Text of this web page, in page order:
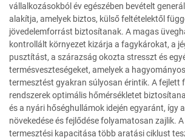
vállalkozásokból év egészében bevételt
alakítja, amelyek biztos, külső feltételektől
jövedelemforrást biztosítanak. A magas
kontrollált környezet kizárja a fagykárokat, a
pusztítást, a szárazság okozta stresszt és
termésveszteségeket, amelyek a
termesztést gyakran súlyosan érintik. A fejlett
rendszerek optimális hőmérsékletet
és a nyári hőséghullámok idején egyaránt, így
növekedése és fejlődése folyamatosan zajlik.
termesztési kapacitása több aratási ciklust